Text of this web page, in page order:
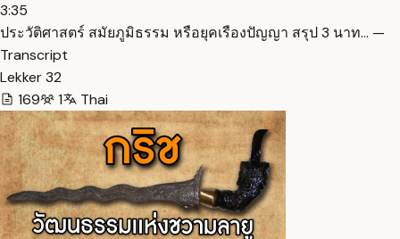
3:35
ประวัติศาสตร์ สมัยภูมิธรรม หรือยุคเรืองปัญญา สรุป 3 นาท… —
Transcript
Lekker 32
169
1 Thai